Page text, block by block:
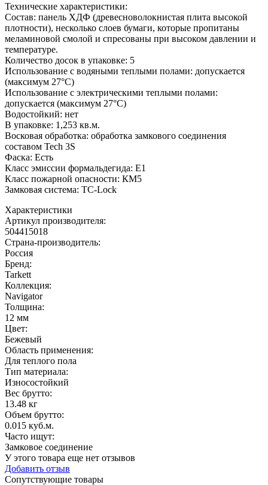
Технические характеристики:
Состав: панель ХДФ (древесноволокнистая плита высокой
плотности), несколько слоев бумаги, которые пропитаны
меламиновой смолой и спресованы при высоком давлении и
температуре.
Количество досок в упаковке: 5
Использование с водяными теплыми полами: допускается
(максимум 27°C)
Использование с электрическими теплыми полами:
допускается (максимум 27°C)
Водостойкий: нет
В упаковке: 1,253 кв.м.
Восковая обработка: обработка замкового соединения
составом Tech 3S
Фаска: Есть
Класс эмиссии формальдегида: Е1
Класс пожарной опасности: КМ5
Замковая система: TC-Lock
Характеристики
Артикул производителя:
504415018
Страна-производитель:
Россия
Бренд:
Tarkett
Коллекция:
Navigator
Толщина:
12 мм
Цвет:
Бежевый
Область применения:
Для теплого пола
Тип материала:
Износостойкий
Вес брутто:
13.48 кг
Объем брутто:
0.015 куб.м.
Часто ищут:
Замковое соединение
У этого товара еще нет отзывов
Добавить отзыв
Сопутствующие товары